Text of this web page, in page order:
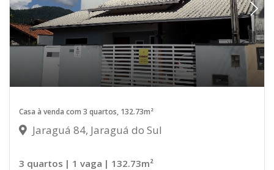
Casa à venda com 3 quartos, 132.73m²
Jaraguá 84, Jaraguá do Sul
3 quartos | 1 vaga | 132.73m²